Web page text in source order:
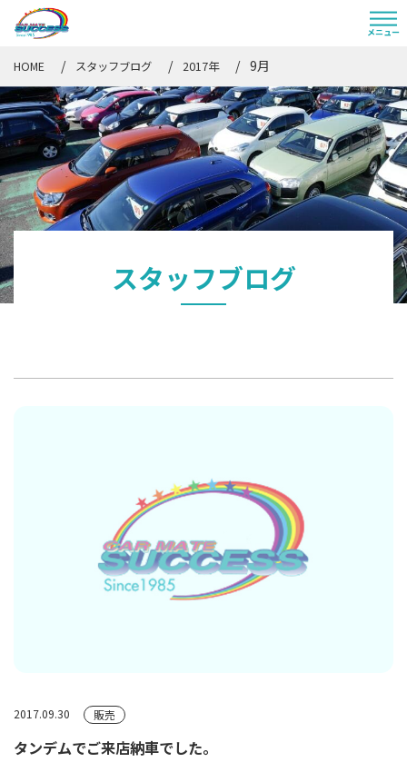
HOME スタッフブログ 2017年 9月
スタッフブログ
2017.09.30 販売
タンデムでご来店納車でした。